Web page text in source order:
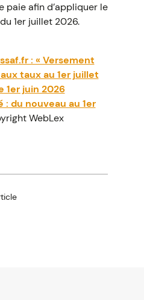
paie afin d’appliquer le
1er juillet 2026.
: « Versement
taux au 1er juillet
1er juin 2026
du nouveau au 1er
WebLex